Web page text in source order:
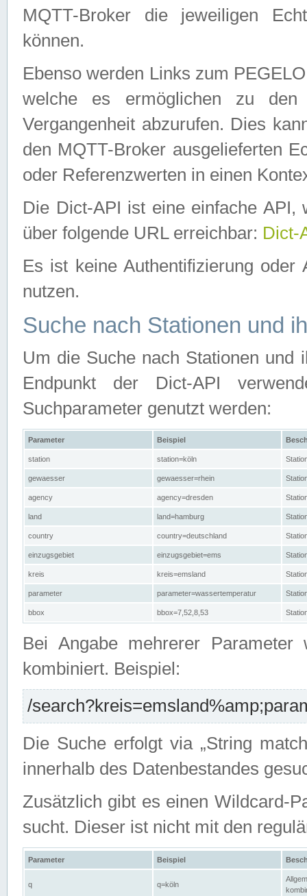
MQTT-Broker die jeweiligen
können.
Ebenso werden Links zum
welche es ermöglichen zu den
Vergangenheit abzurufen. Dies
den MQTT-Broker ausgelieferten
oder Referenzwerten in einen
Die Dict-API ist eine einfache API,
über folgende URL erreichbar: Dict-
Es ist keine Authentifizierung
nutzen.
Suche nach Stationen und
Um die Suche nach Stationen und
Endpunkt der Dict-API
Suchparameter genutzt werden:
Parameter Beispiel
station station=köln
gewaesser gewaesser=rhein
agency agency=dresden
land land=hamburg
country country=deutschland
einzugsgebiet einzugsgebiet=ems
kreis kreis=emsland
parameter parameter=wassertemperatur
bbox bbox=7,52,8,53
Bei Angabe mehrerer Parameter
kombiniert. Beispiel:
/
Die Suche erfolgt via „String
innerhalb des Datenbestandes
Zusätzlich gibt es einen Wildcard-
sucht. Dieser ist nicht mit den
Parameter Beispiel
q q=köln